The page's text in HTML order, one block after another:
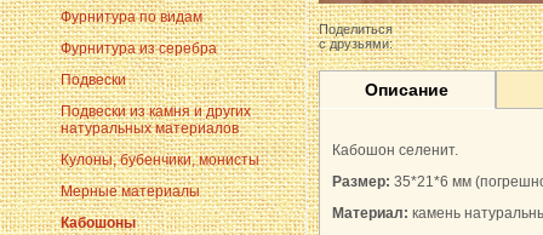
Фурнитура по видам
Фурнитура из серебра
Подвески
Подвески из камня и других
натуральных материалов
Кулоны, бубенчики, монисты
Мерные материалы
Кабошоны
Поделиться
с друзьями:
Описание
Кабошон селенит.
Размер: 35*21*6 мм
Материал: камень